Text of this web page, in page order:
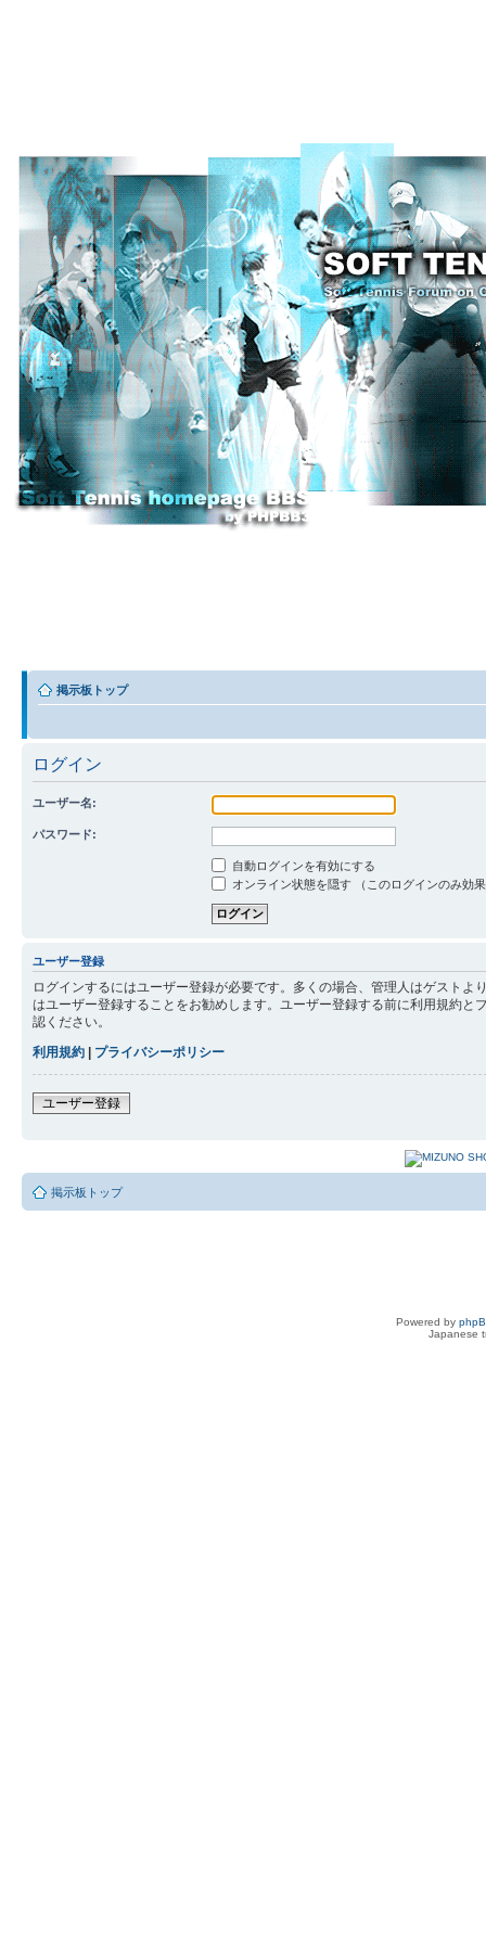
掲示板トップ
ログイン
ユーザー名:
パスワード:
自動ログインを有効にする
オンライン状態を隠す （このログインのみ効
ユーザー登録
ログインするにはユーザー登録が必要です。多くの場合、管理人はゲスト
はユーザー登録することをお勧めします。ユーザー登録する前に利用規約
認ください。
利用規約 | プライバシーポリシー
ユーザー登録
掲示板トップ
Powered by
Japanese